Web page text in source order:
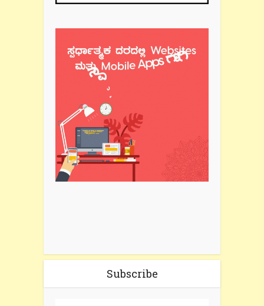
Subscribe